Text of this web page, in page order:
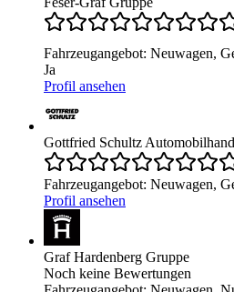
Fahrzeugangebot: Neuwagen,
Ja
Profil ansehen
Gottfried Schultz
Fahrzeugangebot: Neuwagen,
Profil ansehen
Graf Hardenberg Gruppe
Noch keine Bewertungen